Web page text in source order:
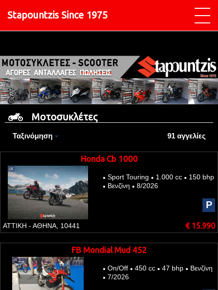
Stapountzis Since 1975
Μοτοσυκλέτες
Ταξινόμηση 91 αγγελίες
Honda Cb 1000
● Sport Touring ● 1.000 cc ● 150 bhp
● Βενζίνη ● 8/2026
P
ΑΤΤΙΚΗ - ΑΘΗΝΑ, 10441 € 15.990
FB Mondial Mud 452
● On/Off ● 450 cc ● 47 bhp ● Βενζίνη
● 7/2026